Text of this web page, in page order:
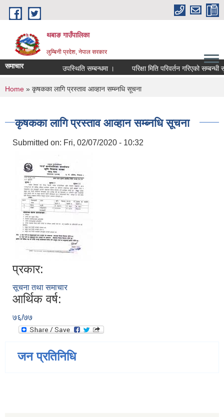
Skip to main content
थबाङ गाउँपालिका
लुम्बिनी प्रदेश, नेपाल सरकार
समाचार उपस्थिति सम्बन्धमा । परिक्षा मिति परिवर्तन गरिएको सम्बन्धी
You are here
Home » कृषकका लागि प्रस्ताव आव्हान सम्ब्नधि सूचना
कृषकका लागि प्रस्ताव आव्हान सम्ब्नधि सूचना
Submitted on: Fri, 02/07/2020 - 10:32
प्रकार:
सूचना तथा समाचार
आर्थिक वर्ष:
७६/७७
जन प्रतिनिधि